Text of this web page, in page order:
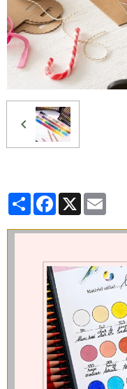
PartagerFacebook
X